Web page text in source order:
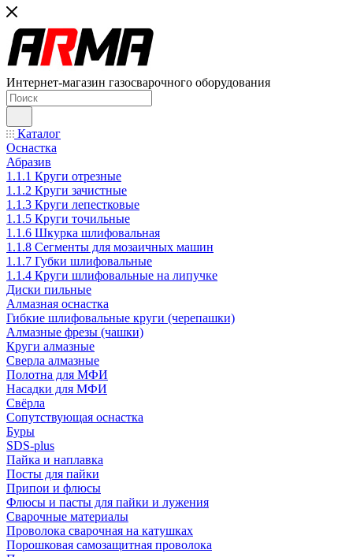
Интернет-магазин газосварочного оборудования
Каталог
Оснастка
Абразив
1.1.1 Круги отрезные
1.1.2 Круги зачистные
1.1.3 Круги лепестковые
1.1.5 Круги точильные
1.1.6 Шкурка шлифовальная
1.1.8 Сегменты для мозаичных машин
1.1.7 Губки шлифовальные
1.1.4 Круги шлифовальные на липучке
Диски пильные
Алмазная оснастка
Гибкие шлифовальные круги (черепашки)
Алмазные фрезы (чашки)
Круги алмазные
Сверла алмазные
Полотна для МФИ
Насадки для МФИ
Свёрла
Сопутствующая оснастка
Буры
SDS-plus
Пайка и наплавка
Посты для пайки
Припои и флюсы
Флюсы и пасты для пайки и лужения
Сварочные материалы
Проволока сварочная на катушках
Порошковая самозащитная проволока